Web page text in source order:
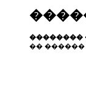
��������
��